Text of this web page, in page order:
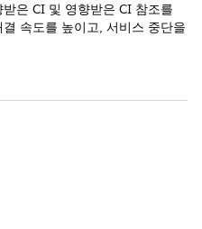
은 CI 및 영향받은 CI 참조를
속도를 높이고, 서비스 중단을
가 활성화된 Agentforce IT
고, 문제, 변경, 릴리스 레코드